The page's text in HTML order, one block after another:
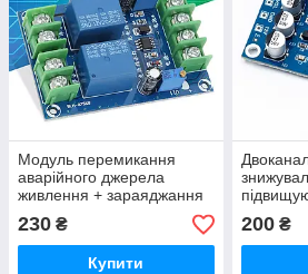
Модуль перемикання
аварійного джерела
живлення + зарaяджання
230 ₴
Купити
LM2596S
12V/
200₴